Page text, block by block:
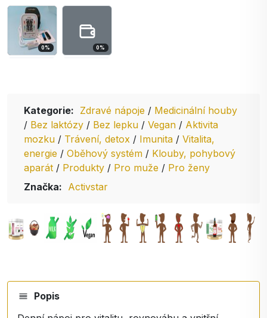
0% 0%
Kategorie: Zdravé nápoje / Medicinální houby
/ Bez laktózy / Bez lepku / Vegan / Aktivita
mozku / Trávení, detox / Imunita / Vitalita,
energie / Oběhový systém / Klouby, pohybový
aparát / Produkty / Pro muže / Pro ženy
Značka: Activstar
Popis